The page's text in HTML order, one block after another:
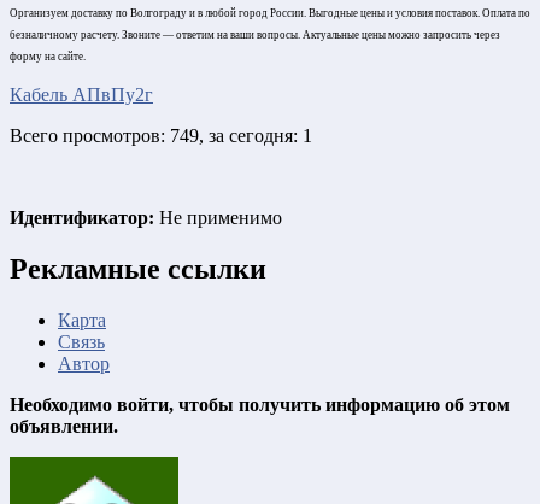
Организуем доставку по Волгограду и в любой город России. Выгодные цены и условия поставок. Оплата по
безналичному расчету. Звоните — ответим на ваши вопросы. Актуальные цены можно запросить через
форму на сайте.
Кабель АПвПу2г
Всего просмотров: 749, за сегодня: 1
Идентификатор: Не применимо
Рекламные ссылки
Карта
Связь
Автор
Необходимо войти, чтобы получить информацию об этом
объявлении.